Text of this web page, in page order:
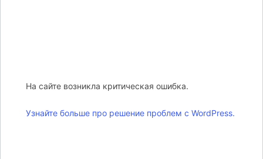
На сайте возникла критическая ошибка.
Узнайте больше про решение проблем с WordPress.